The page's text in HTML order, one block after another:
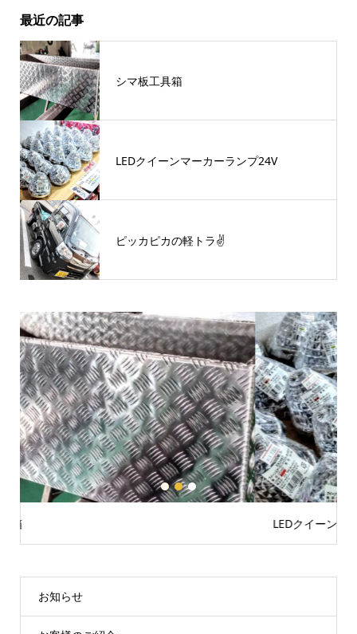
最近の記事
シマ板工具箱
LEDクイーンマーカーランプ24V
ピッカピカの軽トラ✌
1 2 3
お知らせ